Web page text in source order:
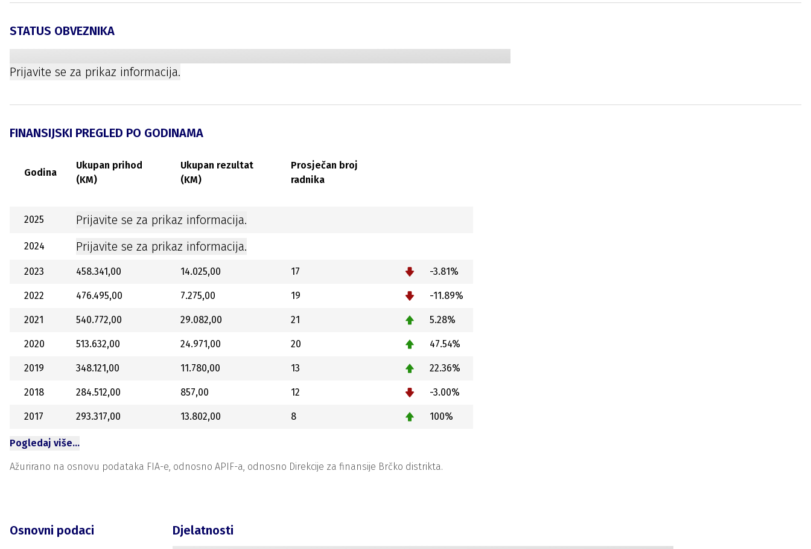
STATUS OBVEZNIKA
Prijavite se za prikaz informacija.
FINANSIJSKI PREGLED PO GODINAMA
Godina
Ukupan prihod
(KM)
Ukupan rezultat
(KM)
Prosječan broj
radnika
2025 Prijavite se za prikaz informacija.
2024 Prijavite se za prikaz informacija.
2023 458.341,00 14.025,00 17 -3.81%
2022 476.495,00 7.275,00 19 -11.89%
2021 540.772,00 29.082,00 21 5.28%
2020 513.632,00 24.971,00 20 47.54%
2019 348.121,00 11.780,00 13 22.36%
2018 284.512,00 857,00 12 -3.00%
2017 293.317,00 13.802,00 8 100%
Pogledaj više…
Ažurirano na osnovu podataka FIA-e, odnosno APIF-a, odnosno Direkcije za finansije Brčko distrikta.
Osnovni podaci
Djelatnosti